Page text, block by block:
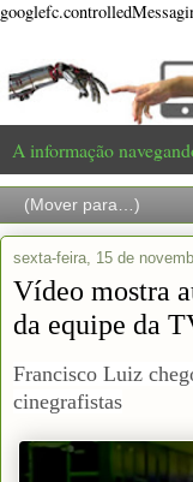
A informação
sexta-feira, 15 de
Vídeo mostra
da equipe da
Francisco Luiz
cinegrafistas